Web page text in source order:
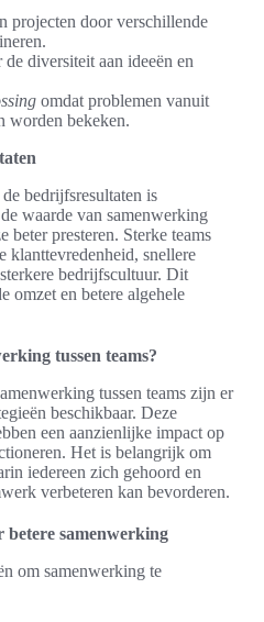
projecten door verschillende
de diversiteit aan ideeën en
omdat problemen vanuit
worden bekeken.
bedrijfsresultaten is
waarde van samenwerking
beter presteren. Sterke teams
klanttevredenheid, snellere
bedrijfscultuur. Dit
omzet en betere algehele
tussen teams?
tussen teams zijn er
beschikbaar. Deze
een aanzienlijke impact op
Het is belangrijk om
iedereen zich gehoord en
verbeteren kan bevorderen.
betere samenwerking
om samenwerking te